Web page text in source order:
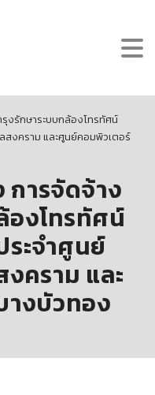
งรักษาระบบกล้องโทรทัศน์
สงคราม และศูนย์คอมพิวเตอร์
การจัดจ้าง
องโทรทัศน์
ระจำศูนย์
คราม และ
งบัวทอง